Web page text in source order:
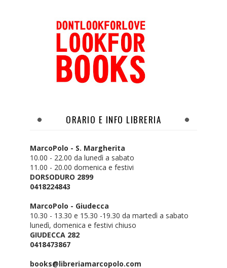
ORARIO E INFO LIBRERIA
MarcoPolo - S. Margherita
10.00 - 22.00 da lunedì a sabato
11.00 - 20.00 domenica e festivi
DORSODURO 2899
0418224843
MarcoPolo - Giudecca
10.30 - 13.30 e 15.30 -19.30 da martedì a sabato
lunedì, domenica e festivi chiuso
GIUDECCA 282
0418473867
books@libreriamarcopolo.com